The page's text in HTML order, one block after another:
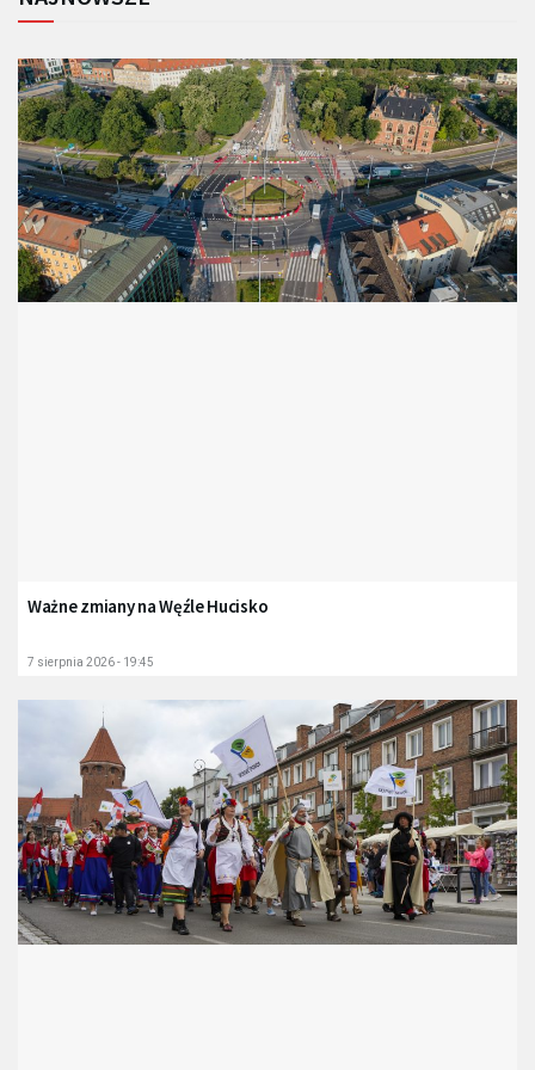
Ważne zmiany na Węźle Hucisko
7 sierpnia 2026 - 19:45